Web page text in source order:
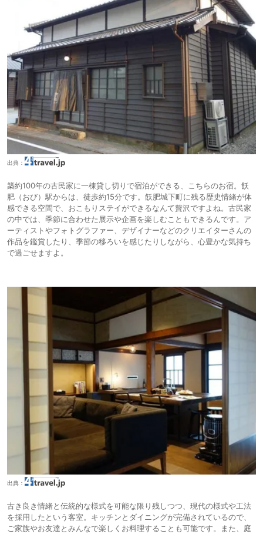
出典：
築約100年の古民家に一棟貸し切りで宿泊ができる、こちらのお宿。飫
肥（おび）駅からは、徒歩約15分です。飫肥城下町に残る歴史情緒が体
感できる空間で、おこもりステイができるなんて贅沢ですよね。古民家
の中では、季節に合わせた展示や企画を楽しむこともできるんです。ア
ーティストやフォトグラファー、デザイナーなどのクリエイターさんの
作品を鑑賞したり、季節の移ろいを感じたりしながら、心豊かな気持ち
で過ごせますよ。
出典：
古き良き情緒と伝統的な様式を可能な限り残しつつ、現代の様式や工法
を採用したという客室。キッチンとダイニングが完備されているので、
ご家族やお友達とみんなで楽しくお料理することも可能です。また、庭